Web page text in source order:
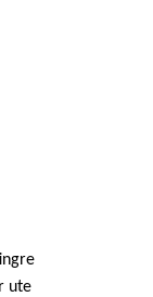
ute